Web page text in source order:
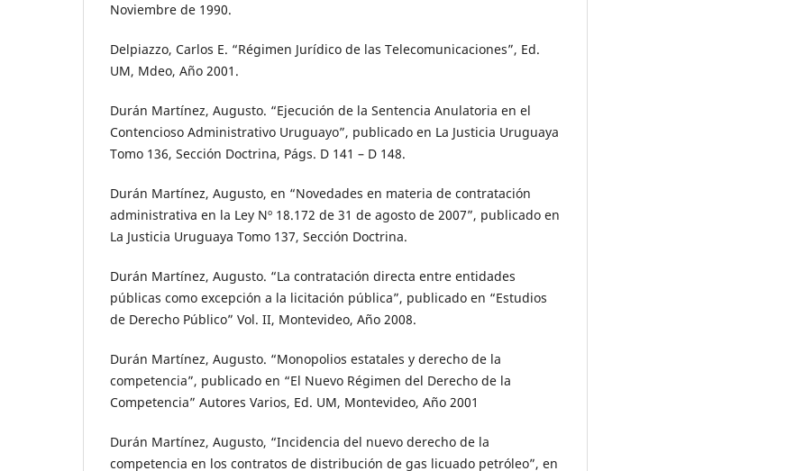
Noviembre de 1990.
Delpiazzo, Carlos E. “Régimen Jurídico de las Telecomunicaciones”, Ed.
UM, Mdeo, Año 2001.
Durán Martínez, Augusto. “Ejecución de la Sentencia Anulatoria en el
Contencioso Administrativo Uruguayo”, publicado en La Justicia Uruguaya
Tomo 136, Sección Doctrina, Págs. D 141 – D 148.
Durán Martínez, Augusto, en “Novedades en materia de contratación
administrativa en la Ley Nº 18.172 de 31 de agosto de 2007”, publicado en
La Justicia Uruguaya Tomo 137, Sección Doctrina.
Durán Martínez, Augusto. “La contratación directa entre entidades
públicas como excepción a la licitación pública”, publicado en “Estudios
de Derecho Público” Vol. II, Montevideo, Año 2008.
Durán Martínez, Augusto. “Monopolios estatales y derecho de la
competencia”, publicado en “El Nuevo Régimen del Derecho de la
Competencia” Autores Varios, Ed. UM, Montevideo, Año 2001
Durán Martínez, Augusto, “Incidencia del nuevo derecho de la
competencia en los contratos de distribución de gas licuado petróleo”, en